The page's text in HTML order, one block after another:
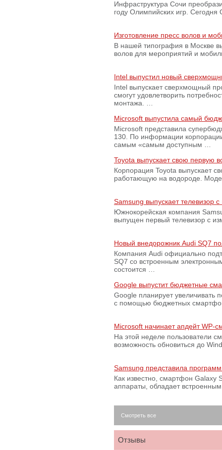
Инфраструктура Сочи
году Олимпийских игр.
Изготовление пресс волов и
В нашей типография в Москве
волов для мероприятий и
Intel выпустил новый
Intel выпускает сверхмощный
смогут удовлетворить
монтажа. …
Microsoft выпустила самый
Microsoft представила
130. По информации
самым «самым доступным …
Toyota выпускает свою первую
Корпорация Toyota выпускает
работающую на водороде.
Samsung выпускает телевизор
Южнокорейская компания
выпущен первый телевизор с
Новый внедорожник Audi SQ7
Компания Audi официально
SQ7 со встроенным
состоится …
Google выпустит бюджетные
Google планирует увеличивать
с помощью бюджетных
Microsoft начинает апдейт WP-
На этой неделе пользователи
возможность обновиться до
Samsung представила
Как известно, смартфон Galaxy
аппараты, обладает
Смотреть все
Отзывы